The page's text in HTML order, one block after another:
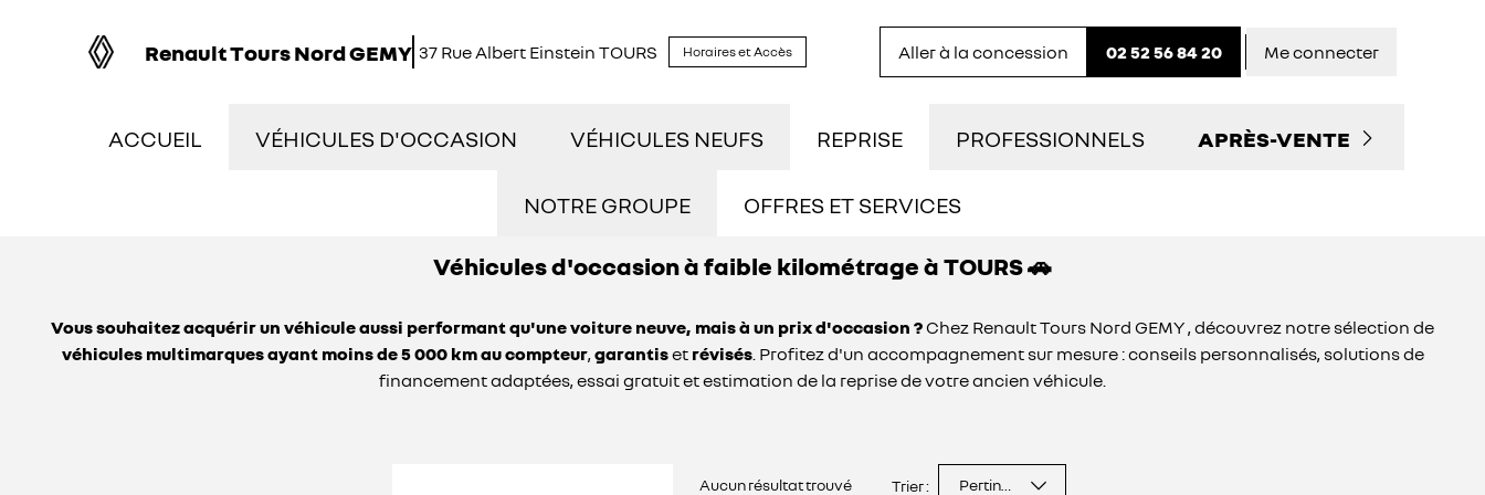
Renault Tours Nord GEMY 37 Rue Albert Einstein TOURS Horaires et Accès Aller à la concession 02 52 56 84 20 Me connecter
ACCUEIL VÉHICULES D'OCCASION
NOS OCCASIONS EN STOCK
VÉHICULES DE DÉMONSTRATION
OCCASIONS FAIBLE KILOMÉTRAGE
VÉHICULES NEUFS
DÉCOUVREZ NOTRE GAMME
RÉSERVEZ UN ESSAI
DÉCOUVREZ L'ÉLECTRIQUE
REPRISE PROFESSIONNELS
UTILITAIRES D'OCCASION
NOS SERVICES AUX PRO
CONTACTEZ UN CONSEILLER "PRO"
APRÈS-VENTE
ENTRETIEN ET
NOTRE GROUPE
NOUS REJOINDRE
NOS ACTUALITÉS
OFFRES ET SERVICES
Véhicules d'occasion à faible kilométrage à TOURS 🚗
Vous souhaitez acquérir un véhicule aussi performant qu'une voiture neuve, mais à un prix d'occasion ?Chez Renault Tours Nord GEMY , découvrez notre sélection de
véhicules multimarques ayant moins de 5 000 km au compteur,garantiset révisés. Profitez d'un accompagnement sur mesure : conseils personnalisés, solutions de
financement adaptées, essai gratuit et estimation de la reprise de votre ancien véhicule.
Aucun résultat trouvé Trier : Pertinence